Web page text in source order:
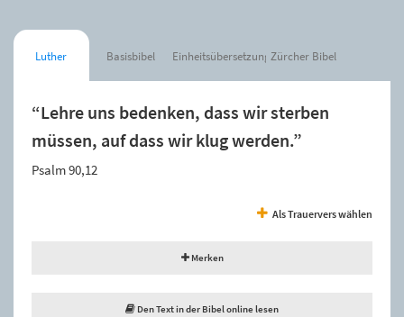
Luther Basisbibel Einheitsübersetzung Zürcher Bibel
“Lehre uns bedenken, dass wir sterben
müssen, auf dass wir klug werden.”
Psalm 90,12
Als Trauervers wählen
Merken
Den Text in der Bibel online lesen